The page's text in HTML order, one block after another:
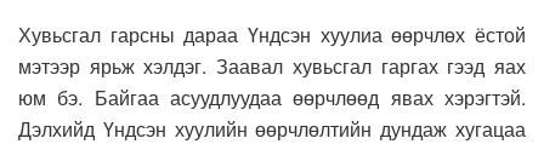
Хувьсгал гарсны дараа Үндсэн хуулиа өөрчлөх ёстой
мэтээр ярьж хэлдэг. Заавал хувьсгал гаргах гээд яах
юм бэ. Байгаа асуудлуудаа өөрчлөөд явах хэрэгтэй.
Дэлхийд Үндсэн хуулийн өөрчлөлтийн дундаж хугацаа